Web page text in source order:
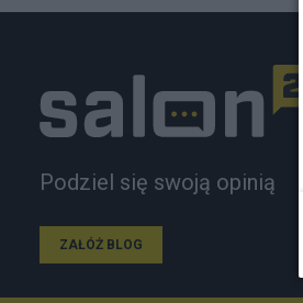
Podziel się swoją opinią
ZAŁÓŻ BLOG